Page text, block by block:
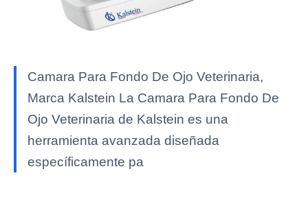
Camara Para Fondo De Ojo Veterinaria,
Marca Kalstein La Camara Para Fondo De
Ojo Veterinaria de Kalstein es una
herramienta avanzada diseñada
específicamente pa